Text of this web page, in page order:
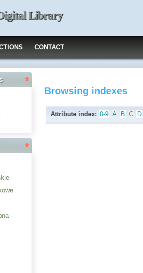
Library
CONTACT
Browsing indexes
Attribute index: 0-9 A B C D